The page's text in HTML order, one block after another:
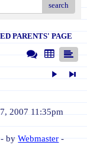
search
PARENTS' PAGE
2007 11:35pm
- byWebmaster -